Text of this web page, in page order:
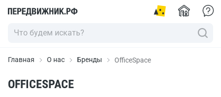
Главная О нас Бренды OfficeSpace
OFFICESPACE